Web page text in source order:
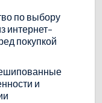
по выбору
интернет-
покупкой
и